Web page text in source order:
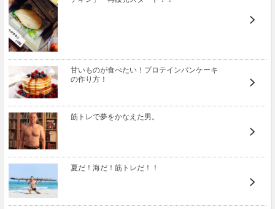
甘いものが食べたい！プロテインパンケーキ
の作り方！
筋トレで夢をかなえた男。
夏だ！海だ！筋トレだ！！